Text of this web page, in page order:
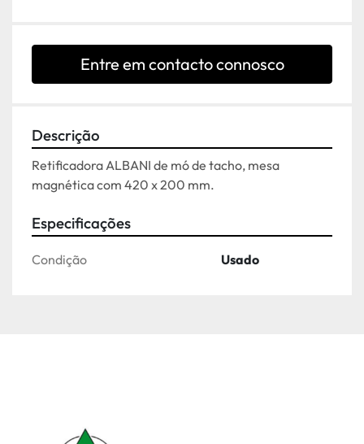
Entre em contacto connosco
Descrição
Retificadora ALBANI de mó de tacho, mesa
magnética com 420 x 200 mm.
Especificações
Condição Usado